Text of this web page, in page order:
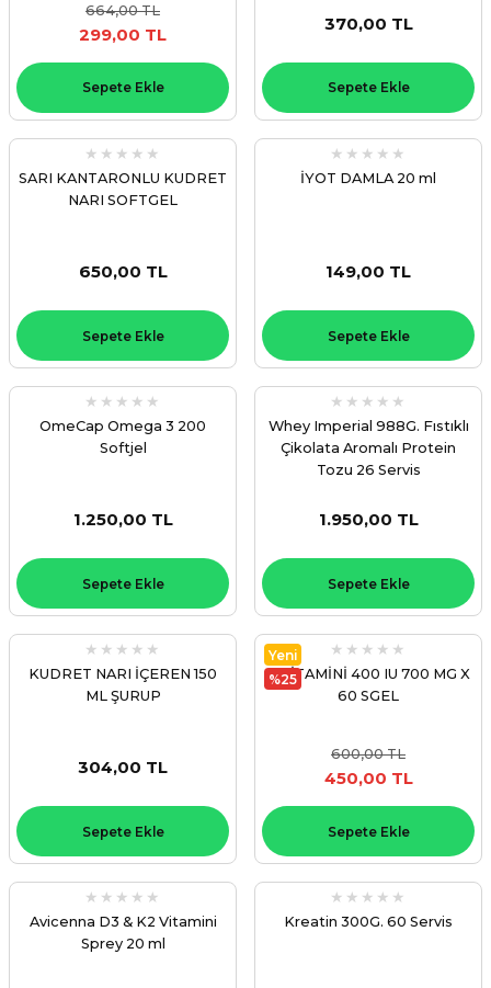
664,00 TL
299,00 TL
Sepete Ekle
370,00 TL
Sepete Ekle
SARI KANTARONLU KUDRET
NARI SOFTGEL
650,00 TL
Sepete Ekle
İYOT DAMLA 20 ml
149,00 TL
Sepete Ekle
OmeCap Omega 3 200
Softjel
1.250,00 TL
Sepete Ekle
Whey Imperial 988G. Fıstıklı
Çikolata Aromalı Protein
Tozu 26 Servis
1.950,00 TL
Sepete Ekle
KUDRET NARI İÇEREN 150
ML ŞURUP
304,00 TL
Sepete Ekle
Yeni
%25
E VİTAMİNİ 400 IU 700 MG X
60 SGEL
600,00 TL
450,00 TL
Sepete Ekle
Avicenna D3 & K2 Vitamini
Sprey 20 ml
Kreatin 300G. 60 Servis